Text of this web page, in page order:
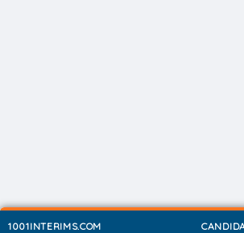
1001INTERIMS.COM